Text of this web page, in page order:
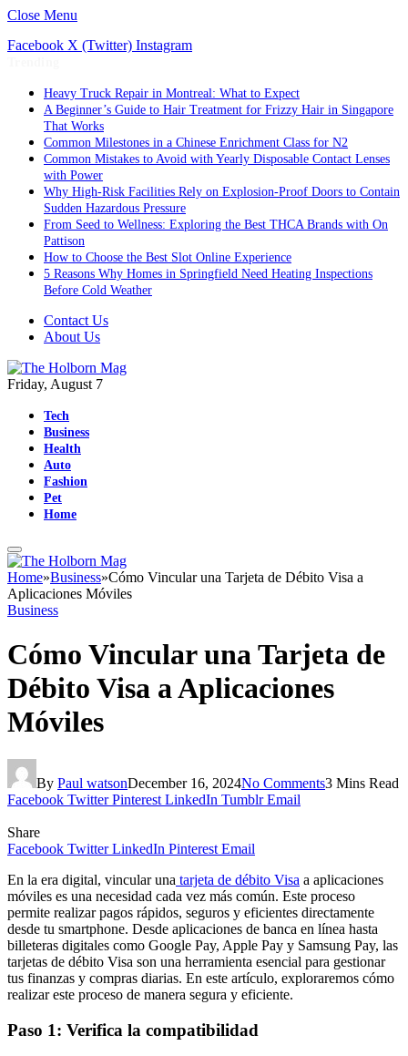
Close Menu
Facebook X (Twitter) Instagram
Heavy Truck Repair in Montreal: What to Expect
A Beginner’s Guide to Hair Treatment for Frizzy Hair in Singapore
That Works
Common Milestones in a Chinese Enrichment Class for N2
Common Mistakes to Avoid with Yearly Disposable Contact Lenses
with Power
Why High-Risk Facilities Rely on Explosion-Proof Doors to Contain
Sudden Hazardous Pressure
From Seed to Wellness: Exploring the Best THCA Brands with On
Pattison
How to Choose the Best Slot Online Experience
5 Reasons Why Homes in Springfield Need Heating Inspections
Before Cold Weather
Contact Us
About Us
Friday, August 7
Tech
Business
Health
Auto
Fashion
Pet
Home
Home»Business»Cómo Vincular una Tarjeta de Débito Visa a
Aplicaciones Móviles
Business
Cómo Vincular una Tarjeta de
Débito Visa a Aplicaciones
Móviles
By Paul watsonDecember 16, 2024No Comments3 Mins Read
Facebook Twitter Pinterest LinkedIn Tumblr Email
Share
Facebook Twitter LinkedIn Pinterest Email
En la era digital, vincular una tarjeta de débito Visa a aplicaciones
móviles es una necesidad cada vez más común. Este proceso
permite realizar pagos rápidos, seguros y eficientes directamente
desde tu smartphone. Desde aplicaciones de banca en línea hasta
billeteras digitales como Google Pay, Apple Pay y Samsung Pay, las
tarjetas de débito Visa son una herramienta esencial para gestionar
tus finanzas y compras diarias. En este artículo, exploraremos cómo
realizar este proceso de manera segura y eficiente.
Paso 1: Verifica la compatibilidad